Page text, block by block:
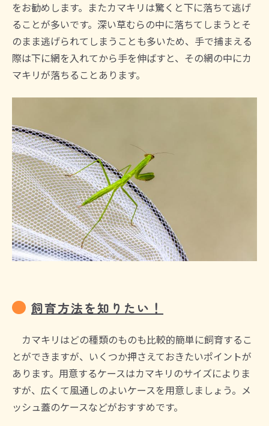
をお勧めします。またカマキリは驚くと下に落ちて逃げ
ることが多いです。深い草むらの中に落ちてしまうとそ
のまま逃げられてしまうことも多いため、手で捕まえる
際は下に網を入れてから手を伸ばすと、その網の中にカ
マキリが落ちることあります。
飼育方法を知りたい！
カマキリはどの種類のものも比較的簡単に飼育するこ
とができますが、いくつか押さえておきたいポイントが
あります。用意するケースはカマキリのサイズによりま
すが、広くて風通しのよいケースを用意しましょう。メ
ッシュ蓋のケースなどがおすすめです。